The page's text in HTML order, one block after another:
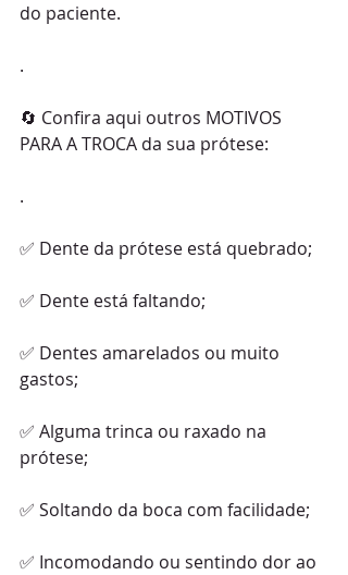
do paciente.
.
🔄 Confira aqui outros MOTIVOS
PARA A TROCA da sua prótese:
.
✅ Dente da prótese está quebrado;
✅ Dente está faltando;
✅ Dentes amarelados ou muito
gastos;
✅ Alguma trinca ou raxado na
prótese;
✅ Soltando da boca com facilidade;
✅ Incomodando ou sentindo dor ao